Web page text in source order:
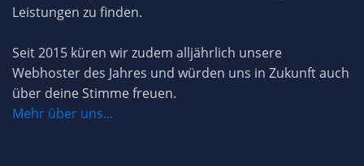
Leistungen zu finden.
Seit 2015 küren wir zudem alljährlich unsere
Webhoster des Jahres und würden uns in Zukunft auch
über deine Stimme freuen.
Mehr über uns...